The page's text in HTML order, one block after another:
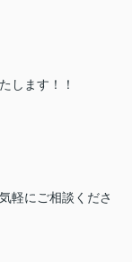
します！！
軽にご相談くださ